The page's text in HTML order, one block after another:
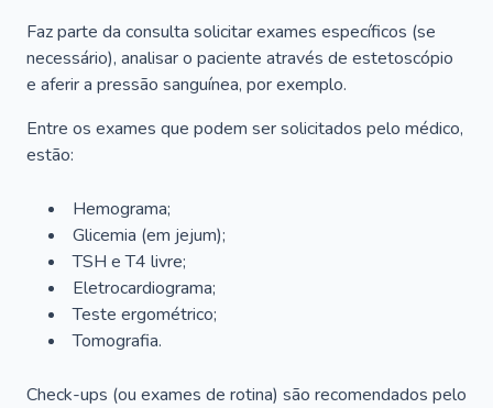
Faz parte da consulta solicitar exames específicos (se
necessário), analisar o paciente através de estetoscópio
e aferir a pressão sanguínea, por exemplo.
Entre os exames que podem ser solicitados pelo médico,
estão:
Hemograma;
Glicemia (em jejum);
TSH e T4 livre;
Eletrocardiograma;
Teste ergométrico;
Tomografia.
Check-ups (ou exames de rotina) são recomendados pelo